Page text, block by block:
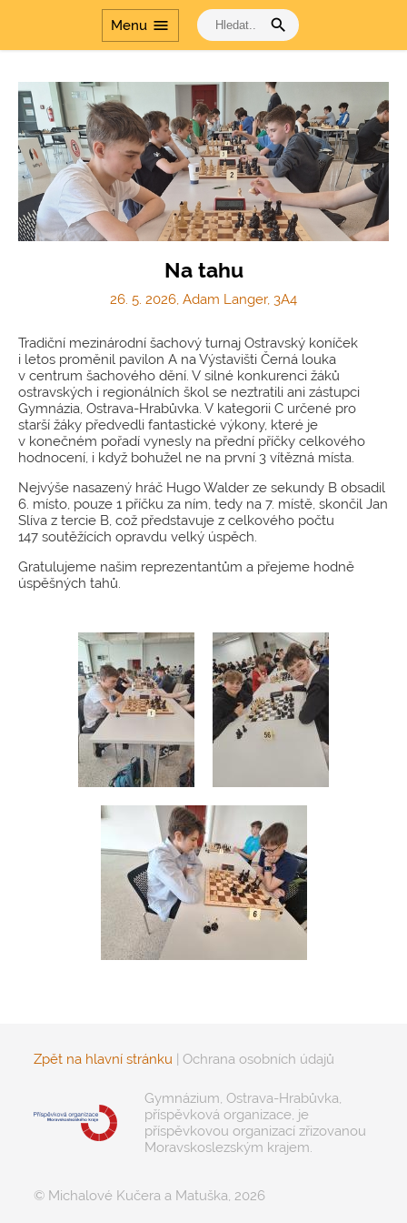
Menu menu search
Na tahu
26. 5. 2026, Adam Langer, 3A4
Tradiční mezinárodní šachový turnaj Ostravský koníček
i letos proměnil pavilon A na Výstavišti Černá louka
v centrum šachového dění. V silné konkurenci žáků
ostravských i regionálních škol se neztratili ani zástupci
Gymnázia, Ostrava-Hrabůvka. V kategorii C určené pro
starší žáky předvedli fantastické výkony, které je
v konečném pořadí vynesly na přední příčky celkového
hodnocení, i když bohužel ne na první 3 vítězná místa.
Nejvýše nasazený hráč Hugo Walder ze sekundy B obsadil
6. místo, pouze 1 příčku za ním, tedy na 7. místě, skončil Jan
Slíva z tercie B, což představuje z celkového počtu
147 soutěžících opravdu velký úspěch.
Gratulujeme našim reprezentantům a přejeme hodně
úspěšných tahů.
Zpět na hlavní stránku | Ochrana osobních údajů
Gymnázium, Ostrava-Hrabůvka,
příspěvková organizace, je
příspěvkovou organizací zřizovanou
Moravskoslezským krajem.
© Michalové Kučera a Matuška, 2026